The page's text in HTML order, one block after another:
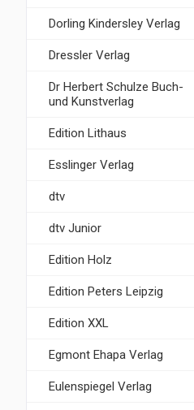
Dorling Kindersley Verlag
Dressler Verlag
Dr Herbert Schulze Buch-
und Kunstverlag
Edition Lithaus
Esslinger Verlag
dtv
dtv Junior
Edition Holz
Edition Peters Leipzig
Edition XXL
Egmont Ehapa Verlag
Eulenspiegel Verlag